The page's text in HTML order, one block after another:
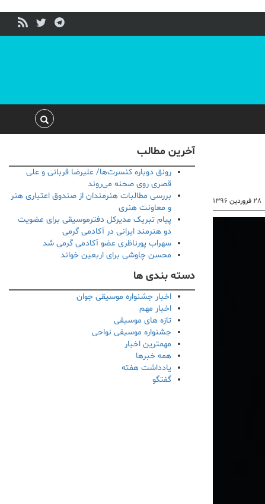
۲۸ فروردین ۱۳۹۶
آخرین مطالب
رونق دوباره کنسرت‌ها/ علیرضا قربانی و علی
قصری روی صحنه می‌روند
بررسی مطالبات هنرمندان از صندوق اعتباری هنر
و معاونت هنری
پیام تبریک مدیرکل دفترموسیقی برای عضویت
دو هنرمند ایرانی در آکادمی گرمی
سهراب پورناظری عضو آکادمی گرمی شد
محسن چاوشی برای اربعین خواند
دسته بندی ها
اخبار جشنواره موسیقی جوان
اخبار مهم
تازه های موسیقی
جشنواره موسیقی نواحی
مهمترین اخبار
همه خبرها
یادداشت هفته
گفتگو